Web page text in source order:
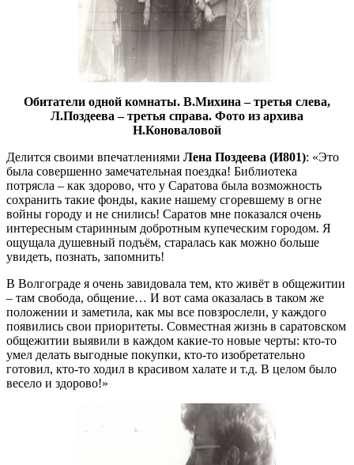
Обитатели одной комнаты. В.Михина – третья слева,
Л.Поздеева – третья справа. Фото из архива
Н.Коноваловой
Делится своими впечатлениями Лена Поздеева (И801): «Это
была совершенно замечательная поездка! Библиотека
потрясла – как здорово, что у Саратова была возможность
сохранить такие фонды, какие нашему сгоревшему в огне
войны городу и не снились! Саратов мне показался очень
интересным старинным добротным купеческим городом. Я
ощущала душевный подъём, старалась как можно больше
увидеть, познать, запомнить!
В Волгограде я очень завидовала тем, кто живёт в общежитии
– там свобода, общение… И вот сама оказалась в таком же
положении и заметила, как мы все повзрослели, у каждого
появились свои приоритеты. Совместная жизнь в саратовском
общежитии выявили в каждом какие-то новые черты: кто-то
умел делать выгодные покупки, кто-то изобретательно
готовил, кто-то ходил в красивом халате и т.д. В целом было
весело и здорово!»